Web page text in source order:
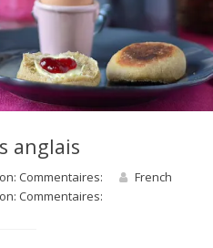
anglais
Commentaires:
French
Commentaires: